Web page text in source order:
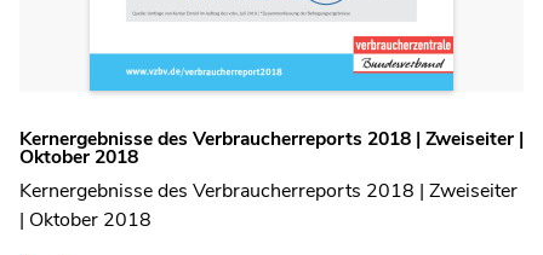
Kernergebnisse des Verbraucherreports 2018 | Zweiseiter |
Oktober 2018
Kernergebnisse des Verbraucherreports 2018 | Zweiseiter
| Oktober 2018